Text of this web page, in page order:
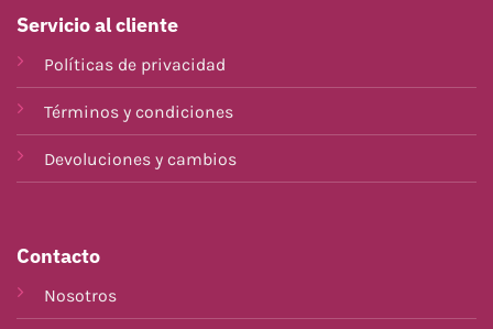
Servicio al cliente
Políticas de privacidad
Términos y condiciones
Devoluciones y cambios
Contacto
Nosotros